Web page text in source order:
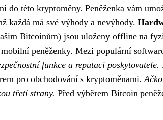
této kryptoměny. Peněženka vám
každá má své výhody a nevýhody.
Bitcoinům) jsou uloženy offline na
peněženky. Mezi populární
funkce a reputaci poskytovatele.
pro obchodování s kryptoměnami.
třetí strany. Před výběrem Bitcoin